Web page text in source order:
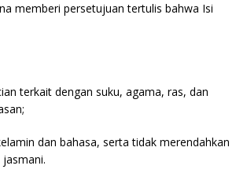
memberi persetujuan tertulis bahwa Isi
terkait dengan suku, agama, ras, dan
dan bahasa, serta tidak merendahkan